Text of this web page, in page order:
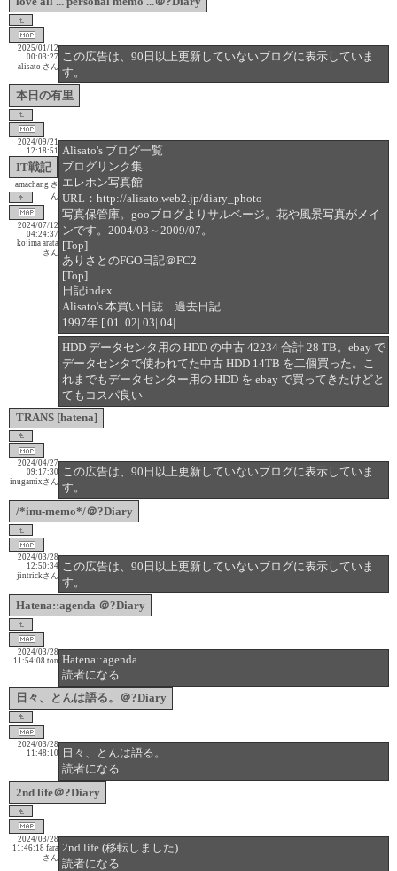
この広告は、90日以上更新していないブログに表示していま
す。
2025/01/12
00:03:27
本日の有里
alisato さん
Alisato's ブログ一覧
ブログリンク集
エレホン写真館
URL：http://alisato.web2.jp/diary_photo
写真保管庫。gooブログよりサルベージ。花や風景写真がメイ
ンです。2004/03～2009/07。
[Top]
ありさとのFGO日記＠FC2
[Top]
日記index
Alisato's 本買い日誌 過去日記
1997年 [ 01| 02| 03| 04|
2024/09/21
12:18:51
IT戦記
amachang さ
ん
HDD データセンタ用の HDD の中古 42234 合計 28 TB。ebay で
データセンタで使われてた中古 HDD 14TB を二個買った。こ
れまでもデータセンター用の HDD を ebay で買ってきたけどと
てもコスパ良い
2024/07/12
04:24:37
TRANS [hatena]
kojima arata
さん
この広告は、90日以上更新していないブログに表示していま
す。
2024/04/27
09:17:30
/*inu-memo*/＠?Diary
inugamixさん
この広告は、90日以上更新していないブログに表示していま
す。
2024/03/28
12:50:34
Hatena::agenda ＠?Diary
jintrickさん
Hatena::agenda
読者になる
2024/03/28
11:54:08
日々、とんは語る。＠?Diary
ton
日々、とんは語る。
読者になる
2024/03/28
11:48:10
2nd life＠?Diary
2nd life (移転しました)
読者になる
2024/03/28
11:46:18 fara
さん